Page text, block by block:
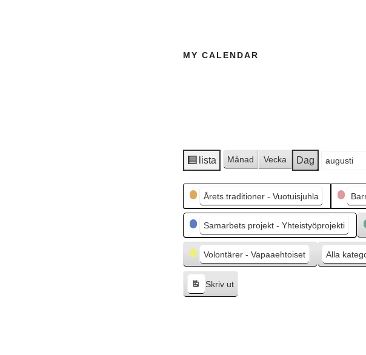
MY CALENDAR
V
s
a
s
m
lista Månad Vecka Dag
Månad
Dag
Kategorier
Årets traditioner - Vuotuisjuhla
Samarbets projekt - Yhteistyöprojekti
Volontärer - Vapaaehtoiset Alla
Skriv ut
V